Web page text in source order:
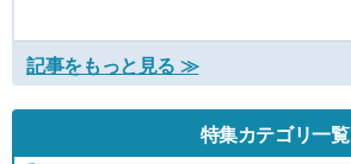
記事をもっと見る ≫
特集カテゴリ一覧